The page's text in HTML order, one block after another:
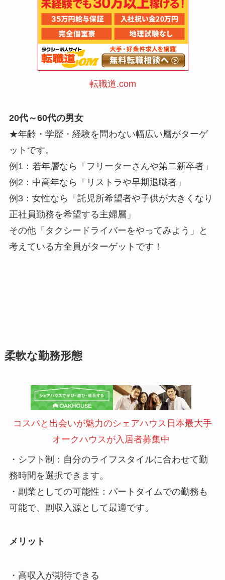
転職道.com
20代～60代の男女
★年齢・学歴・経験を問わない幅広い層がターゲ
ットです。
例1：若年層なら「フリーターさんや第二新卒者」
例2：中高年なら「リストラや早期退職者」
例3：女性なら「託児所希望者や子供が大きくなり
正社員勤務を希望する主婦層」
その他「タクシードライバーをやってみよう」と
考えている方全員がターゲットです！
柔軟な勤務形態
コスパと出会いが魅力のシェアハウス日本最大手
オークハウスが入居者募集中
・シフト制：自分のライフスタイルに合わせて勤
務時間を選択できます。
・副業としての可能性：パートタイムでの勤務も
可能で、副収入源として最適です。
メリット
・高収入が期待できる